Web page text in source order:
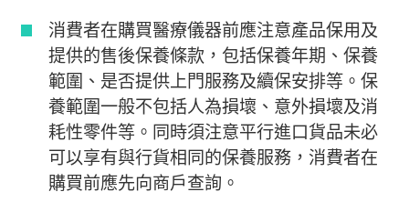
消費者在購買醫療儀器前應注意產品保用及
提供的售後保養條款，包括保養年期、保養
範圍、是否提供上門服務及續保安排等。保
養範圍一般不包括人為損壞、意外損壞及消
耗性零件等。同時須注意平行進口貨品未必
可以享有與行貨相同的保養服務，消費者在
購買前應先向商戶查詢。